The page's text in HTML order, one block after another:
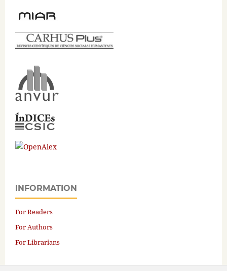
INFORMATION
For Readers
For Authors
For Librarians